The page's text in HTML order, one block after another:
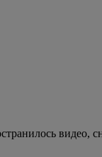
видео,